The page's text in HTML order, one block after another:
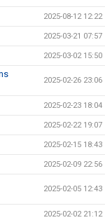
2025-08-12 12:22
2025-03-21 07:57
2025-03-02 15:50
2025-02-26 23:06
2025-02-23 18:04
2025-02-22 19:07
2025-02-15 18:43
2025-02-09 22:56
2025-02-05 12:43
2025-02-02 21:12